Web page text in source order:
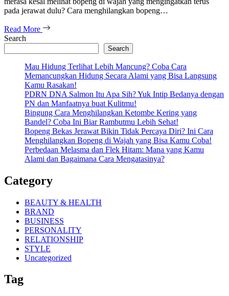
pada jerawat dulu? Cara menghilangkan bopeng…
Read More
Search
Search
Mau Hidung Terlihat Lebih Mancung? Coba Cara
Memancungkan Hidung Secara Alami yang Bisa Langsung
Kamu Rasakan!
PDRN DNA Salmon Itu Apa Sih? Yuk Intip Bedanya dengan
PN dan Manfaatnya buat Kulitmu!
Bingung Cara Menghilangkan Ketombe Kering yang
Bandel? Coba Ini Biar Rambutmu Lebih Sehat!
Bopeng Bekas Jerawat Bikin Tidak Percaya Diri? Ini Cara
Menghilangkan Bopeng di Wajah yang Bisa Kamu Coba!
Perbedaan Melasma dan Flek Hitam: Mana yang Kamu
Alami dan Bagaimana Cara Mengatasinya?
Category
BEAUTY & HEALTH
BRAND
BUSINESS
PERSONALITY
RELATIONSHIP
STYLE
Uncategorized
Tag